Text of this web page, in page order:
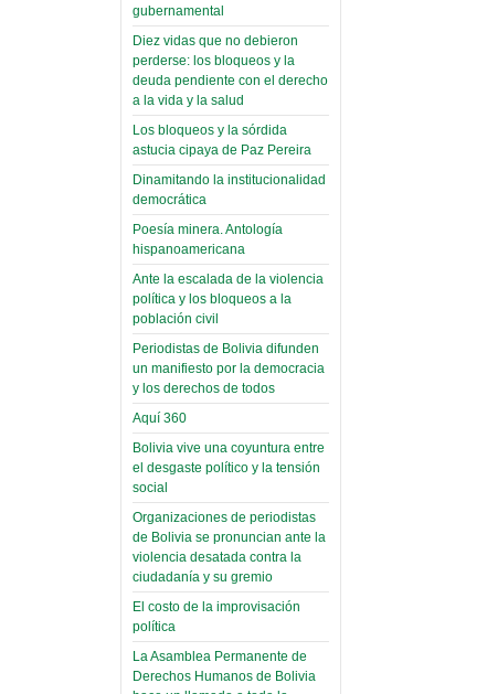
Lunes, 27 Mayo 2019
Read more...
Creacionismo,
filtraciones e
inicio de la
campaña del
MAS
(Miscelánea
palaciega 6)
El Infamatorio
Domingo, 12 Mayo 2019
Read more...
gubernamental
Diez vidas que no debieron
perderse: los bloqueos y la
deuda pendiente con el derecho
a la vida y la salud
Los bloqueos y la sórdida
astucia cipaya de Paz Pereira
Dinamitando la institucionalidad
democrática
Poesía minera. Antología
hispanoamericana
Ante la escalada de la violencia
política y los bloqueos a la
población civil
Periodistas de Bolivia difunden
un manifiesto por la democracia
y los derechos de todos
Aquí 360
Bolivia vive una coyuntura entre
el desgaste político y la tensión
social
Organizaciones de periodistas
de Bolivia se pronuncian ante la
violencia desatada contra la
ciudadanía y su gremio
El costo de la improvisación
política
La Asamblea Permanente de
Derechos Humanos de Bolivia